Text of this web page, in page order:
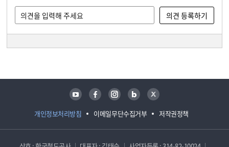
개인정보처리방침 이메일무단수집거부 저작권정책
유튜브 페이스북 인스타그램 블로그 트위터